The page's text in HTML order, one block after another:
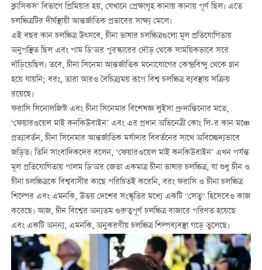
ক্লাসিকস’ বিভাগে প্রিমিয়ার হয়, যেখানে প্রেক্ষাগৃহ কানায় কানায় পূর্ণ ছিল। এতে
চলচ্চিত্রটির দীর্ঘস্থায়ী আন্তর্জাতিক প্রভাবের সাক্ষ্য মেলে।
এই বছর কান চলচ্চিত্র উত্সবে, চীনা ভাষার চলচ্চিত্রগুলো মূল প্রতিযোগিতায়
অনুপস্থিত ছিল এবং পাম ডি'অর পুরস্কারের দৌড় থেকে সাময়িকভাবে সরে
দাঁড়িয়েছিল। তবে, চীনা সিনেমা আন্তর্জাতিক মনোযোগের কেন্দ্রবিন্দু থেকে ম্লান
হয়ে যায়নি; বরং, তারা আরও বৈচিত্র্যময় রূপে বিশ্ব চলচ্চিত্র ব্যবস্থায় সক্রিয়
রয়েছে।
ফরাসি সিনোলজিস্ট এবং চীনা সিনেমার বিশেষজ্ঞ লুইসা প্রুদান্তিনোর মতে,
‘ফেয়ারওয়েল মাই কনকিউবাইন’ এবং এর প্রধান অভিনেত্রী কোং লি-র কান মঞ্চে
প্রত্যাবর্তন, চীনা সিনেমার আন্তর্জাতিক মর্যাদার বিবর্তনের সাথে অবিচ্ছেদ্যভাবে
জড়িত। তিনি সাংবাদিকদের বলেন, ‘ফেয়ারওয়েল মাই কনকিউবাইন’ এখন পর্যন্ত
মূল প্রতিযোগিতায় পালম ডি'অর জেতা একমাত্র চীনা ভাষার চলচ্চিত্র, যা শুধু চীন ও
চীনা চলচ্চিত্রকে বিশ্ববাসীর কাছে পরিচিতই করেনি, বরং ফরাসি ও চীনা চলচ্চিত্র
শিল্পের এবং এমনকি, উভয় দেশের সংস্কৃতির মধ্যে একটি "সেতু" হিসেবেও কাজ
করেছে। আজ, চীন বিশ্বের অন্যতম গুরুত্বপূর্ণ চলচ্চিত্র বাজারে পরিণত হয়েছে
এবং একটি অনন্য, এমনকি, অনুকরণীয় চলচ্চিত্র শিল্পব্যবস্থা গড়ে তুলেছে।